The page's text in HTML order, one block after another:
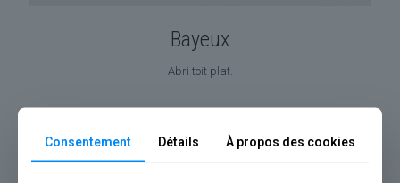
Bayeux
Abri toit plat.
Consentement Détails À propos des cookies